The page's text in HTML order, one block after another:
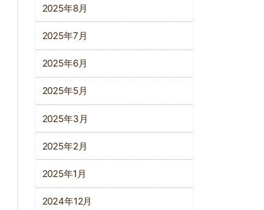
2025年8月
2025年7月
2025年6月
2025年5月
2025年3月
2025年2月
2025年1月
2024年12月